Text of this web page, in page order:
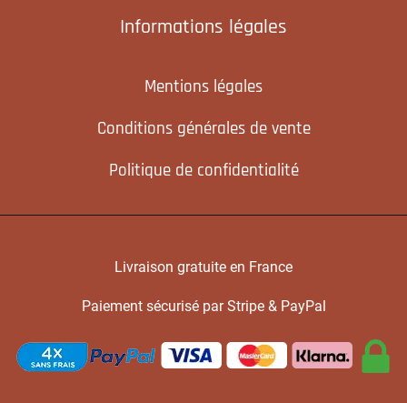
Informations légales
Mentions légales
Conditions générales de vente
Politique de confidentialité
Livraison gratuite en France
Paiement sécurisé par Stripe & PayPal